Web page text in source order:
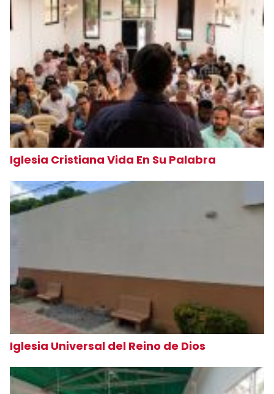
Iglesia Cristiana Vida En Su Palabra
Iglesia Universal del Reino de Dios